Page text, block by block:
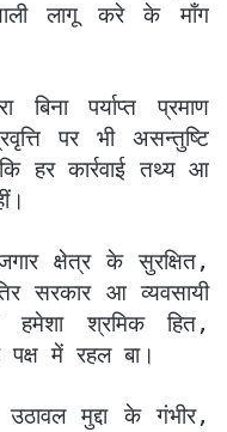
लागू करे के माँग
बिना पर्याप्त प्रमाण
पर भी असन्तुष्टि
हर कार्रवाई तथ्य आ
क्षेत्र के सुरक्षित,
सरकार आ व्यवसायी
श्रमिक हित,
पक्ष में रहल बा।
उठावल मुद्दा के गंभीर,